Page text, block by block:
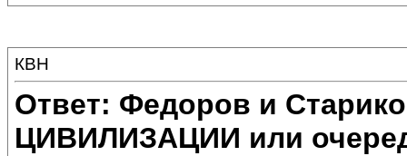
КВН
Ответ: Федоров и
ЦИВИЛИЗАЦИИ или